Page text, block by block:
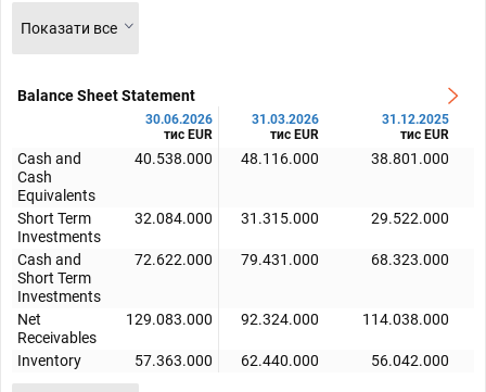
Показати все
Balance Sheet Statement
30.06.2026
тис EUR
31.03.2026
тис EUR
31.12.2025
тис EUR
Cash and
Cash
Equivalents
40.538.000 48.116.000 38.801.000
Short Term
Investments
32.084.000 31.315.000 29.522.000
Cash and
Short Term
Investments
72.622.000 79.431.000 68.323.000
Net
Receivables
129.083.000 92.324.000 114.038.000
Inventory 57.363.000 62.440.000 56.042.000